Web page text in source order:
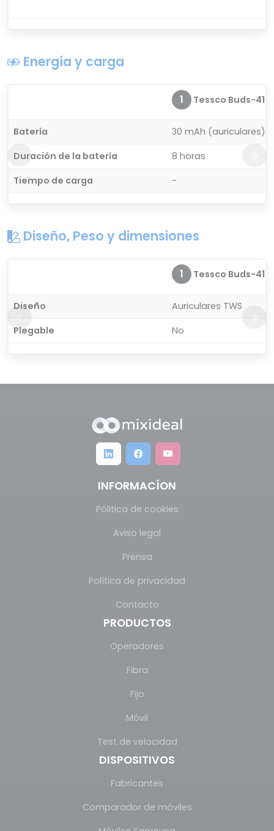
Energía y carga
1 Tessco Buds-410
Batería
30 mAh (auriculares);
Duración de la batería
8 horas
Tiempo de carga
-
Diseño, Peso y dimensiones
1 Tessco Buds-410
Diseño
Auriculares TWS
Plegable
No
INFORMACÍON
Pólitica de cookies
Aviso legal
Prensa
Política de privacidad
Contacto
PRODUCTOS
Operadores
Fibra
Fijo
Móvil
Test de velocidad
DISPOSITIVOS
Fabricantes
Comparador de móviles